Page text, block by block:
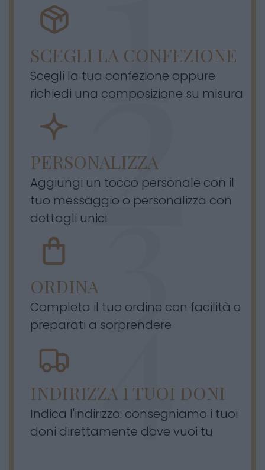
SCEGLI LA CONFEZIONE
Scegli la tua confezione oppure
richiedi una composizione su misura
PERSONALIZZA
Aggiungi un tocco personale con il
tuo messaggio o personalizza con
dettagli unici
ORDINA
Completa il tuo ordine con facilità e
preparati a sorprendere
INDIRIZZA I TUOI DONI
Indica l'indirizzo: consegniamo i tuoi
doni direttamente dove vuoi tu